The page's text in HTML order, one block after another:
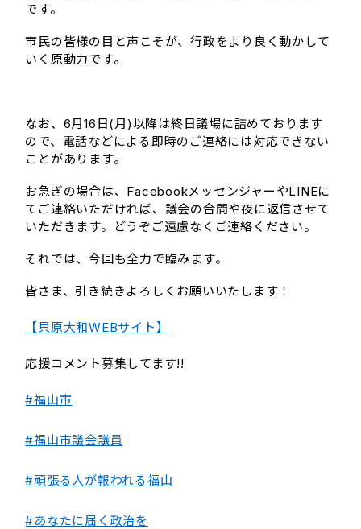
です。
市民の皆様の目と声こそが、行政をより良く動かして
いく原動力です。
なお、6月16日(月)以降は終日議場に詰めております
ので、電話などによる即時のご連絡には対応できない
ことがあります。
お急ぎの場合は、FacebookメッセンジャーやLINEに
てご連絡いただければ、議会の合間や夜に返信させて
いただきます。どうぞご遠慮なくご連絡ください。
それでは、今回も全力で臨みます。
皆さま、引き続きよろしくお願いいたします！
【貝原大和WEBサイト】
応援コメント募集してます!!
#福山市
#福山市議会議員
#頑張る人が報われる福山
#あなたに届く政治を